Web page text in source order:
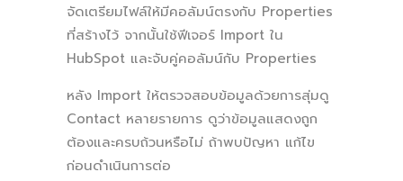
จัดเตรียมไฟล์ให้มีคอลัมน์ตรงกับ Properties
ที่สร้างไว้ จากนั้นใช้ฟีเจอร์ Import ใน
HubSpot และจับคู่คอลัมน์กับ Properties
หลัง Import ให้ตรวจสอบข้อมูลด้วยการสุ่มดู
Contact หลายรายการ ดูว่าข้อมูลแสดงถูก
ต้องและครบถ้วนหรือไม่ ถ้าพบปัญหา แก้ไข
ก่อนดำเนินการต่อ